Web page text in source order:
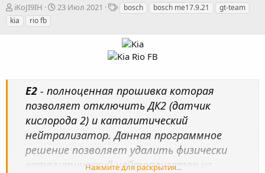
А
в
т
iKoJI9IH
Д
а
н
и
я
23 Июл 2021
Т
и
bosch bosch me17.9.21
gt-team
kia
rio fb
E2 - полноценная прошивка которая
позволяет отключить ДК2 (датчик
кислорода 2) и каталитический
нейтрализатор. Данная программное
решение позволяет удалить физически
каталитический нейтрализатор из
Нажмите для раскрытия...